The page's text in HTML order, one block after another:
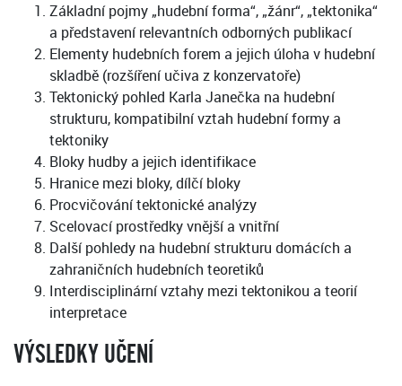
Základní pojmy „hudební forma“, „žánr“, „tektonika“
a představení relevantních odborných publikací
Elementy hudebních forem a jejich úloha v hudební
skladbě (rozšíření učiva z konzervatoře)
Tektonický pohled Karla Janečka na hudební
strukturu, kompatibilní vztah hudební formy a
tektoniky
Bloky hudby a jejich identifikace
Hranice mezi bloky, dílčí bloky
Procvičování tektonické analýzy
Scelovací prostředky vnější a vnitřní
Další pohledy na hudební strukturu domácích a
zahraničních hudebních teoretiků
Interdisciplinární vztahy mezi tektonikou a teorií
interpretace
VÝSLEDKY UČENÍ